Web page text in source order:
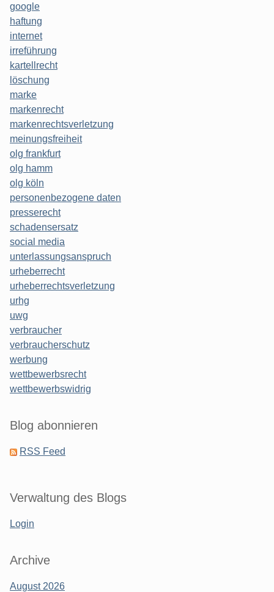
google
haftung
internet
irreführung
kartellrecht
löschung
marke
markenrecht
markenrechtsverletzung
meinungsfreiheit
olg frankfurt
olg hamm
olg köln
personenbezogene daten
presserecht
schadensersatz
social media
unterlassungsanspruch
urheberrecht
urheberrechtsverletzung
urhg
uwg
verbraucher
verbraucherschutz
werbung
wettbewerbsrecht
wettbewerbswidrig
Blog abonnieren
RSS Feed
Verwaltung des Blogs
Login
Archive
August 2026